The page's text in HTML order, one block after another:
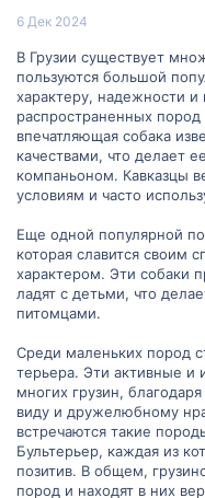
6 Дек 2024
В Грузии существует
пользуются большой
характеру, надежности
распространенных пород
впечатляющая собака
качествами, что делает
компаньоном. Кавказцы
условиям и часто
Еще одной популярной
которая славится своим
характером. Эти собаки
ладят с детьми, что
питомцами.
Среди маленьких пород
терьера. Эти активные и
многих грузин,
виду и дружелюбному
встречаются такие
Бультерьер, каждая из
позитив. В общем,
пород и находят в них